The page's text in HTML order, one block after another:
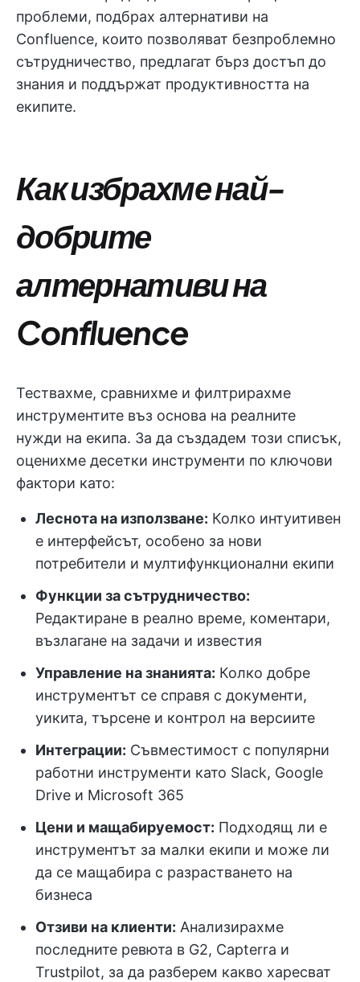
проблеми, подбрах алтернативи на
Confluence, които позволяват безпроблемно
сътрудничество, предлагат бърз достъп до
знания и поддържат продуктивността на
екипите.
Как избрахме най-
добрите
алтернативи на
Confluence
Тествахме, сравнихме и филтрирахме
инструментите въз основа на реалните
нужди на екипа. За да създадем този списък,
оценихме десетки инструменти по ключови
фактори като:
Леснота на използване: Колко интуитивен
е интерфейсът, особено за нови
потребители и мултифункционални екипи
Функции за сътрудничество:
Редактиране в реално време, коментари,
възлагане на задачи и известия
Управление на знанията: Колко добре
инструментът се справя с документи,
уикита, търсене и контрол на версиите
Интеграции: Съвместимост с популярни
работни инструменти като Slack, Google
Drive и Microsoft 365
Цени и мащабируемост: Подходящ ли е
инструментът за малки екипи и може ли
да се мащабира с разрастването на
бизнеса
Отзиви на клиенти: Анализирахме
последните ревюта в G2, Capterra и
Trustpilot, за да разберем какво харесват